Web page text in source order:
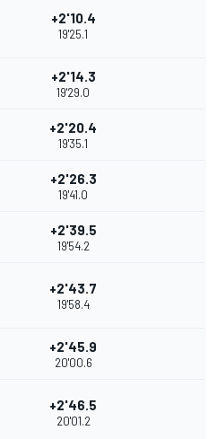
+2'10.4
19'25.1
+2'14.3
19'29.0
+2'20.4
19'35.1
+2'26.3
19'41.0
+2'39.5
19'54.2
+2'43.7
19'58.4
+2'45.9
20'00.6
+2'46.5
20'01.2